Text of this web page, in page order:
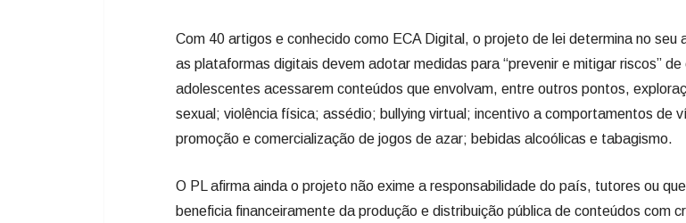
Com 40 artigos e conhecido como ECA Digital, o projeto de lei determina no seu
as plataformas digitais devem adotar medidas para “prevenir e mitigar riscos” de
adolescentes acessarem conteúdos que envolvam, entre outros pontos,
sexual; violência física; assédio; bullying virtual; incentivo a comportamentos de
promoção e comercialização de jogos de azar; bebidas alcoólicas e tabagismo.
O PL afirma ainda o projeto não exime a responsabilidade do país, tutores ou
beneficia financeiramente da produção e distribuição pública de conteúdos com